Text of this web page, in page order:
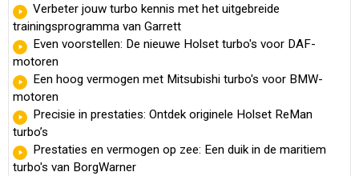
Verbeter jouw turbo kennis met het uitgebreide
trainingsprogramma van Garrett
Even voorstellen: De nieuwe Holset turbo's voor DAF-
motoren
Een hoog vermogen met Mitsubishi turbo's voor BMW-
motoren
Precisie in prestaties: Ontdek originele Holset ReMan
turbo’s
Prestaties en vermogen op zee: Een duik in de maritiem
turbo's van BorgWarner